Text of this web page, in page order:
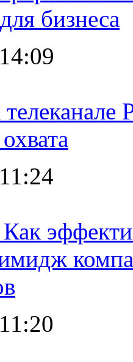
бизнеса
Как